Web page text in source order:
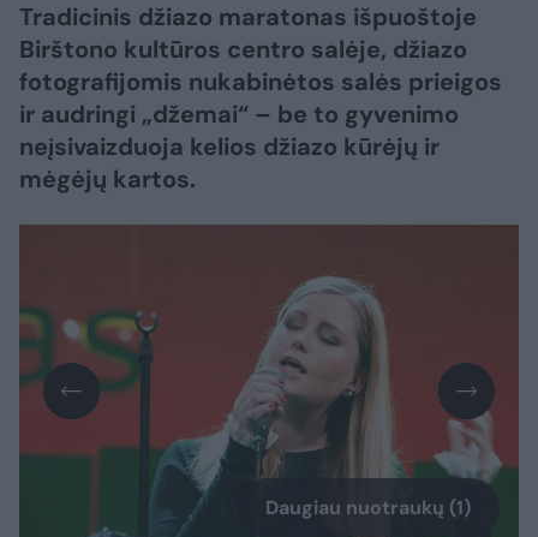
Tradicinis džiazo maratonas išpuoštoje
Birštono kultūros centro salėje, džiazo
fotografijomis nukabinėtos salės prieigos
ir audringi „džemai“ – be to gyvenimo
neįsivaizduoja kelios džiazo kūrėjų ir
mėgėjų kartos.
Daugiau nuotraukų (1)